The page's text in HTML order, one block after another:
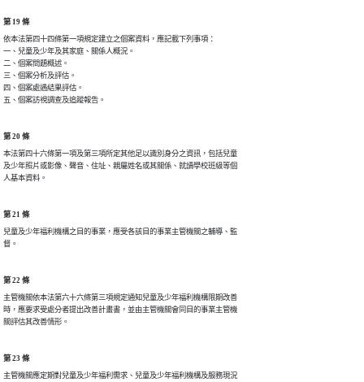
第 19 條
依本法第四十四條第一項規定建立之個案資料，應記載下列事項：
一、兒童及少年及其家庭、關係人概況。
二、個案問題概述。
三、個案分析及評估。
四、個案處遇結果評估。
五、個案訪視調查及追蹤報告。
第 20 條
本法第四十六條第一項及第三項所定其他足以識別身分之資訊，包括兒童
及少年照片或影像、聲音、住址、親屬姓名或其關係、就讀學校班級等個
人基本資料。
第 21 條
兒童及少年福利機構之目的事業，應受各該目的事業主管機關之輔導、監
督。
第 22 條
主管機關依本法第六十六條第三項規定通知兒童及少年福利機構限期改善
時，應要求受處分者提出改善計畫書，並由主管機關會同目的事業主管機
關評估其改善情形。
第 23 條
主管機關應定期對兒童及少年福利需求、兒童及少年福利機構及服務現況